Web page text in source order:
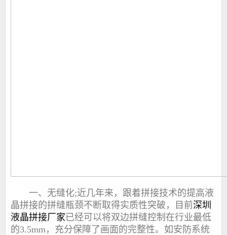
一、无缝化;近几年来，跟着拼接技术的提高液
晶拼接的拼缝瓶颈不断取得实质性突破，目前深圳
液晶拼接厂家已经可以将双边拼缝控制在行业最低
的3.5mm，充分保障了画面的完整性。如安防系统